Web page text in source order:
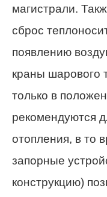
магистрали.
сброс
появлению
краны шарового
только в
рекомендуются
отопления, в то
запорные
конструкцию)